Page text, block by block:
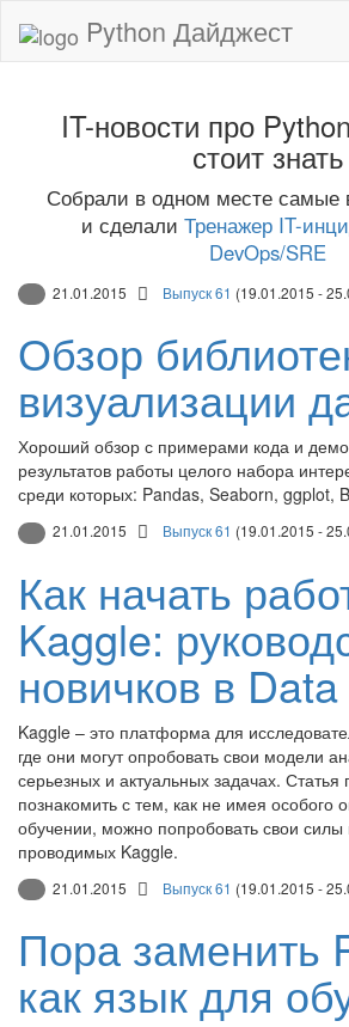
Python Дайджест
IT-новости про
стоит знать
Собрали в одном месте самые
и сделали Тренажер IT-
DevOps/SRE
21.01.2015 Выпуск 61 (19.01.2015 -
Обзор
визуализации
Хороший обзор с примерами кода и
результатов работы целого набора
среди которых: Pandas, Seaborn, ggplot,
21.01.2015 Выпуск 61 (19.01.2015 -
Как начать
Kaggle:
новичков в
Kaggle – это платформа для
где они могут опробовать свои модели
серьезных и актуальных задачах. Статья
познакомить с тем, как не имея
обучении, можно попробовать свои силы
проводимых Kaggle.
21.01.2015 Выпуск 61 (19.01.2015 -
Пора заменить
как язык для